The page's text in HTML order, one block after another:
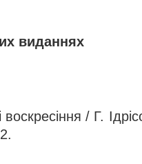
виданнях
і воскресіння / Г.